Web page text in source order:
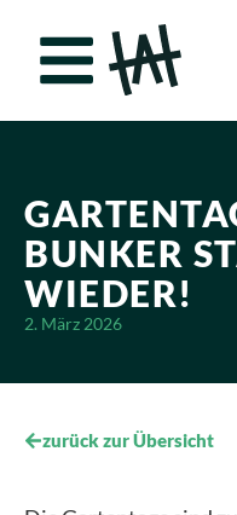
BUNKER
WIEDER!
2. März 2026
zurück zur Übersicht